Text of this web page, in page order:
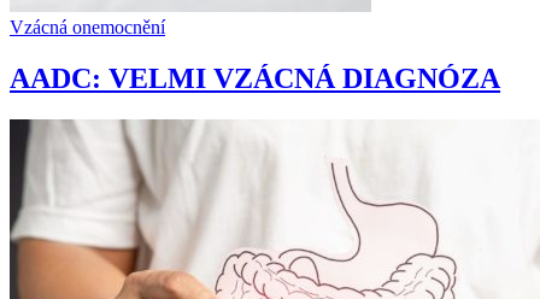
Vzácná onemocnění
AADC: VELMI VZÁCNÁ DIAGNÓZA